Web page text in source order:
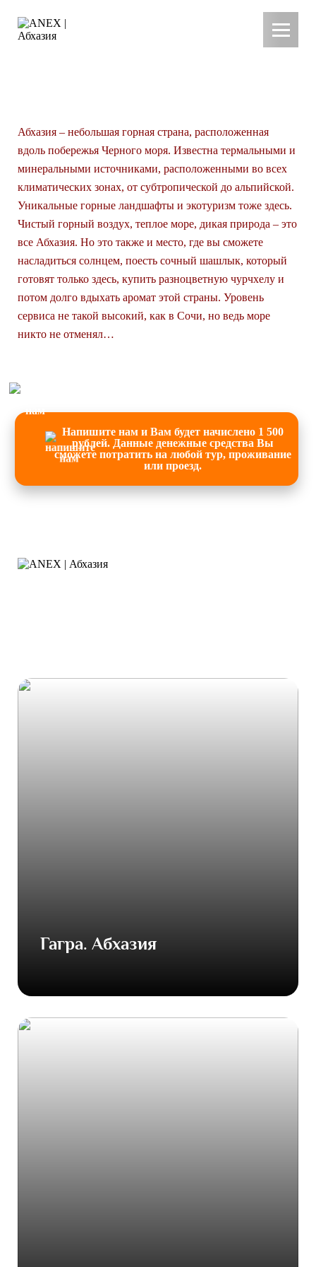
Абхазия – небольшая горная страна, расположенная
вдоль побережья Черного моря. Известна термальными и
минеральными источниками, расположенными во всех
климатических зонах, от субтропической до альпийской.
Уникальные горные ландшафты и экотуризм тоже здесь.
Чистый горный воздух, теплое море, дикая природа – это
все Абхазия. Но это также и место, где вы сможете
насладиться солнцем, поесть сочный шашлык, который
готовят только здесь, купить разноцветную чурчхелу и
потом долго вдыхать аромат этой страны. Уровень
сервиса не такой высокий, как в Сочи, но ведь море
никто не отменял…
Напишите нам и Вам будет начислено 1 500
рублей. Данные денежные средства Вы
сможете потратить на любой тур, проживание
или проезд.
Гагра. Абхазия